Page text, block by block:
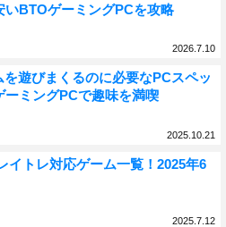
いBTOゲーミングPCを攻略
2026.7.10
遊びまくるのに必要なPCスペッ
ーミングPCで趣味を満喫
2025.10.21
イトレ対応ゲーム一覧！2025年6
2025.7.12